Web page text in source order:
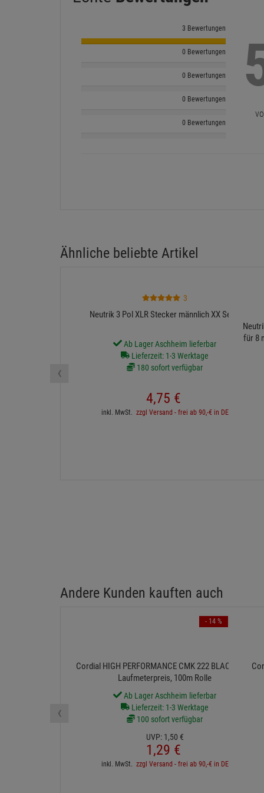
3 Bewertungen
0 Bewertungen
0 Bewertungen
0 Bewertungen
0 Bewertungen
Ähnliche beliebte Artikel
3
Neutrik 3 Pol XLR Stecker männlich XX Serie
Ab Lager Aschheim lieferbar
Lieferzeit: 1-3 Werktage
180 sofort verfügbar
4,75 €
inkl. MwSt. zzgl Versand - frei ab 90,-€ in DE
für 8
‹
Andere Kunden kauften auch
Cordial HIGH PERFORMANCE CMK 222 BLACK 100 -
Laufmeterpreis, 100m Rolle
Ab Lager Aschheim lieferbar
Lieferzeit: 1-3 Werktage
100 sofort verfügbar
UVP: 1,50 €
1,29 €
inkl. MwSt. zzgl Versand - frei ab 90,-€ in DE
- 14 %
‹